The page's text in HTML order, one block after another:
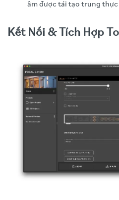
âm được tái tạo trung thực
Kết Nối & Tích Hợp